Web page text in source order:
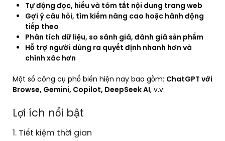
Tự động đọc, hiểu và tóm tắt nội dung trang web
Gợi ý câu hỏi, tìm kiếm nâng cao hoặc hành động
tiếp theo
Phân tích dữ liệu, so sánh giá, đánh giá sản phẩm
Hỗ trợ người dùng ra quyết định nhanh hơn và
chính xác hơn
Một số công cụ phổ biến hiện nay bao gồm: ChatGPT với
Browse, Gemini, Copilot, DeepSeek AI, v.v.
Lợi ích nổi bật
1. Tiết kiệm thời gian